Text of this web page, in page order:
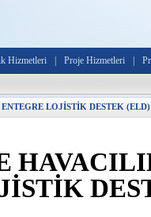
Hizmetleri Proje Hizmetleri
LOJİSTİK DESTEK